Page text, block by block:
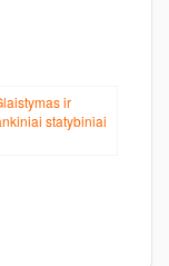
ir
statybiniai